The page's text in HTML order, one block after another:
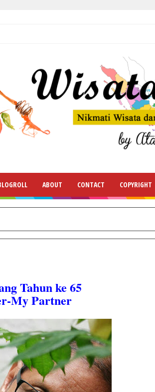
ABOUT CONTACT COPYRIGHT
Tahun ke 65
My Partner